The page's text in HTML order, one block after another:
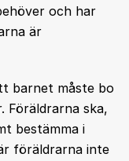
och har
är
barnet måste bo
Föräldrarna ska,
bestämma i
föräldrarna inte